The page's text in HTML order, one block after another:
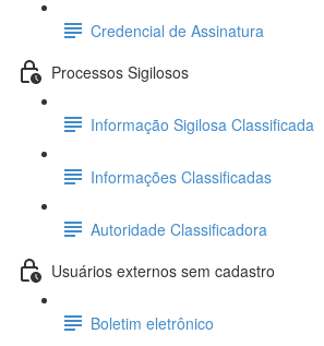
Credencial de Assinatura
Processos Sigilosos
Informação Sigilosa Classificada
Informações Classificadas
Autoridade Classificadora
Usuários externos sem cadastro
Boletim eletrônico